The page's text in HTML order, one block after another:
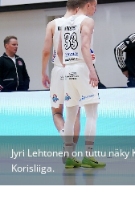
Jyri Lehtonen on tuttu näky
Korisliiga.